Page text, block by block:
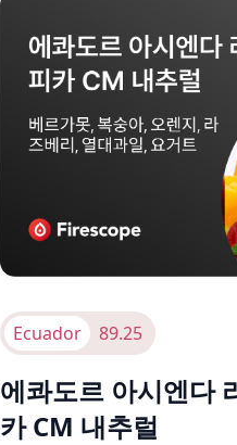
Ecuador 89.25
에콰도르 아시엔다
카 CM 내추럴